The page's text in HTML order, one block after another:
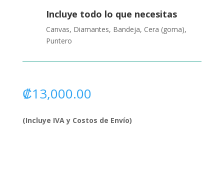
Incluye todo lo que necesitas
Canvas, Diamantes, Bandeja, Cera (goma),
Puntero
₡13,000.00
(Incluye IVA y Costos de Envío)